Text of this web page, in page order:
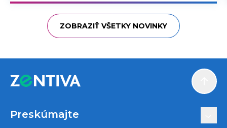
ZOBRAZIŤ VŠETKY NOVINKY
Preskúmajte